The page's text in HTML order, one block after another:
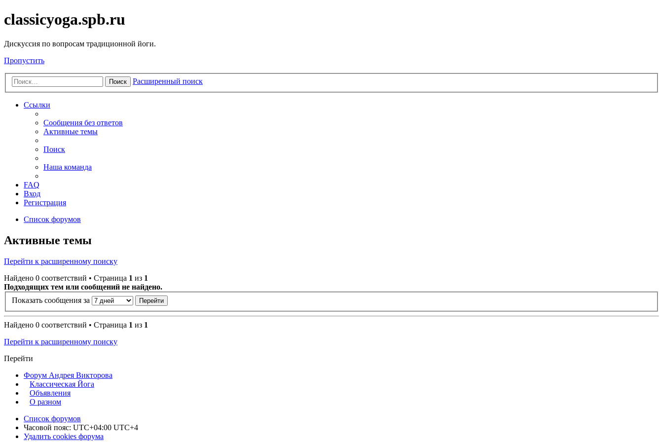
classicyoga.spb.ru
Дискуссия по вопросам традиционной йоги.
Пропустить
Поиск Расширенный поиск
Ссылки
Сообщения без ответов
Активные темы
Поиск
Наша команда
FAQ
Вход
Регистрация
Список форумов
Активные темы
Перейти к расширенному поиску
Найдено 0 соответствий • Страница 1 из 1
Подходящих тем или сообщений не найдено.
Показать сообщения за
Найдено 0 соответствий • Страница 1 из 1
Перейти к расширенному поиску
Перейти
Форум Андрея Викторова
Классическая Йога
Объявления
О разном
Список форумов
Часовой пояс: UTC+04:00 UTC+4
Удалить cookies форума